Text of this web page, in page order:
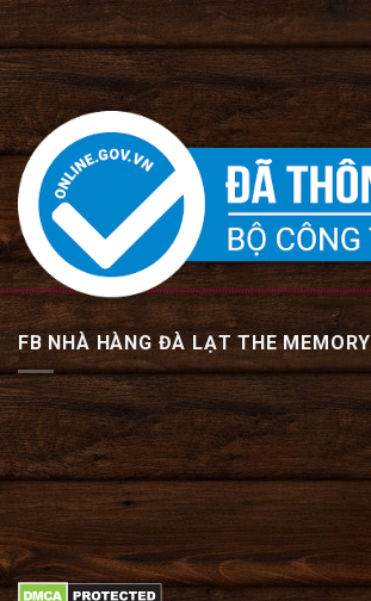
FB NHÀ HÀNG ĐÀ LẠT THE MEMORY